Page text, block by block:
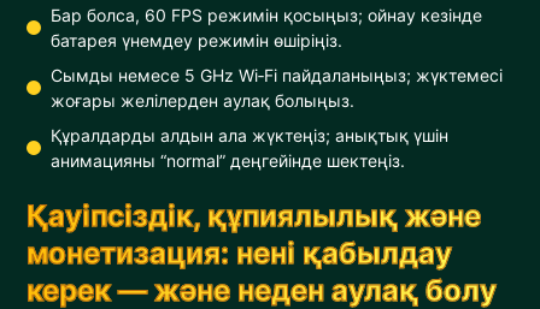
Бар болса, 60 FPS режимін қосыңыз; ойнау кезінде
батарея үнемдеу режимін өшіріңіз.
Сымды немесе 5 GHz Wi‑Fi пайдаланыңыз; жүктемесі
жоғары желілерден аулақ болыңыз.
Құралдарды алдын ала жүктеңіз; анықтық үшін
анимацияны “normal” деңгейінде шектеңіз.
Қауіпсіздік, құпиялылық және
монетизация: нені қабылдау
керек — және неден аулақ болу